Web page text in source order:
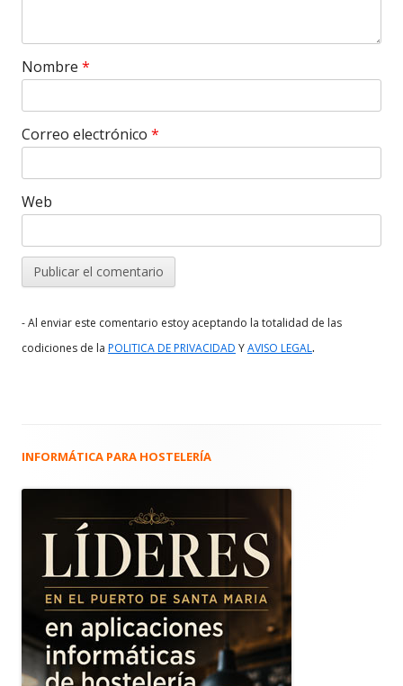
Nombre *
Correo electrónico *
Web
- Al enviar este comentario estoy aceptando la totalidad de las
codiciones de la POLITICA DE PRIVACIDAD YAVISO LEGAL.
Barra
principal
INFORMÁTICA PARA HOSTELERÍA